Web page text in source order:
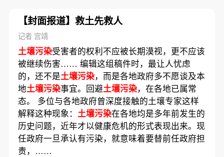
【封面报道】救土先救人
记者 宫靖
土壤污染受害者的权利不应被长期漠视，更不应该
被继续伤害…… 编辑这组稿件时，最让人忧虑
的，还不是土壤污染，而是各地政府多不愿谈及本
地土壤污染事宜。回避土壤污染，在各地已属常
态。 多位与各地政府曾深度接触的土壤专家这样
解释这种现象： 土壤污染在各地均是多年前发生的
历史问题，近年才以健康危机的形式表现出来。现
任政府一旦承认有污染，就意味着要替前任政府担
责，……